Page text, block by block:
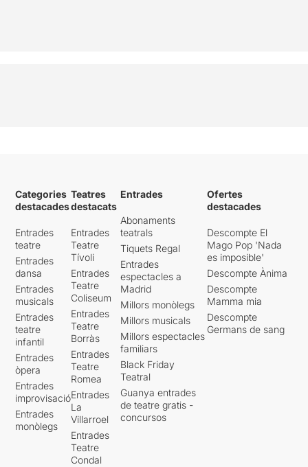
Categories
destacades
Entrades
teatre
Entrades
dansa
Entrades
musicals
Entrades
teatre
infantil
Entrades
òpera
Entrades
improvisació
Entrades
monòlegs
Teatres
destacats
Entrades
Teatre
Tívoli
Entrades
Teatre
Coliseum
Entrades
Teatre
Borràs
Entrades
Teatre
Romea
Entrades
La
Villarroel
Entrades
Teatre
Condal
Entrades
Abonaments
teatrals
Tiquets Regal
Entrades
espectacles a
Madrid
Millors monòlegs
Millors musicals
Millors espectacles
familiars
Black Friday
Teatral
Guanya entrades
de teatre gratis -
concursos
Ofertes
destacades
Descompte El
Mago Pop 'Nada
es imposible'
Descompte Ànima
Descompte
Mamma mia
Descompte
Germans de sang